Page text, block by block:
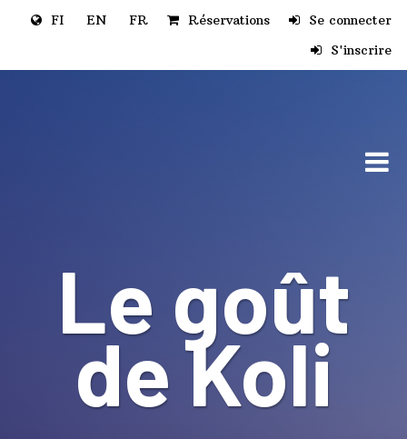
Aller au contenu principal
FI EN FR Réservations
Se connecter
S'inscrire
Le goût
de Koli